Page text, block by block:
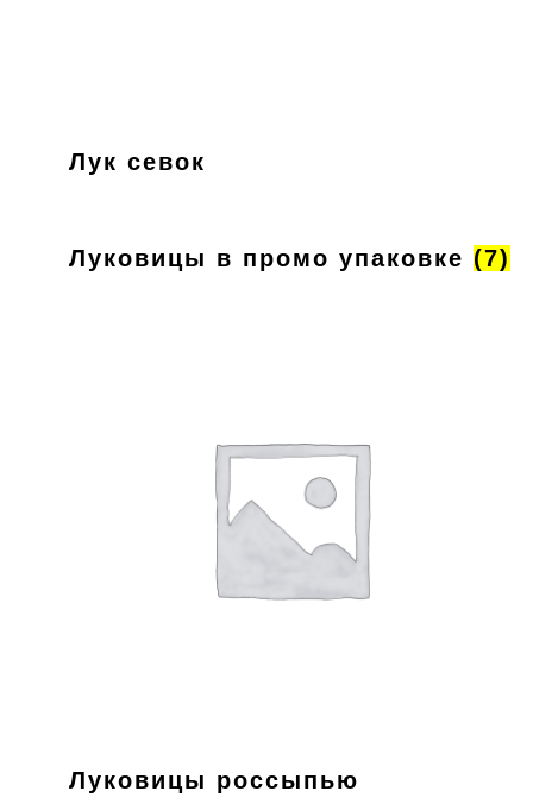
Лук севок
Луковицы в промо упаковке (7)
Луковицы россыпью